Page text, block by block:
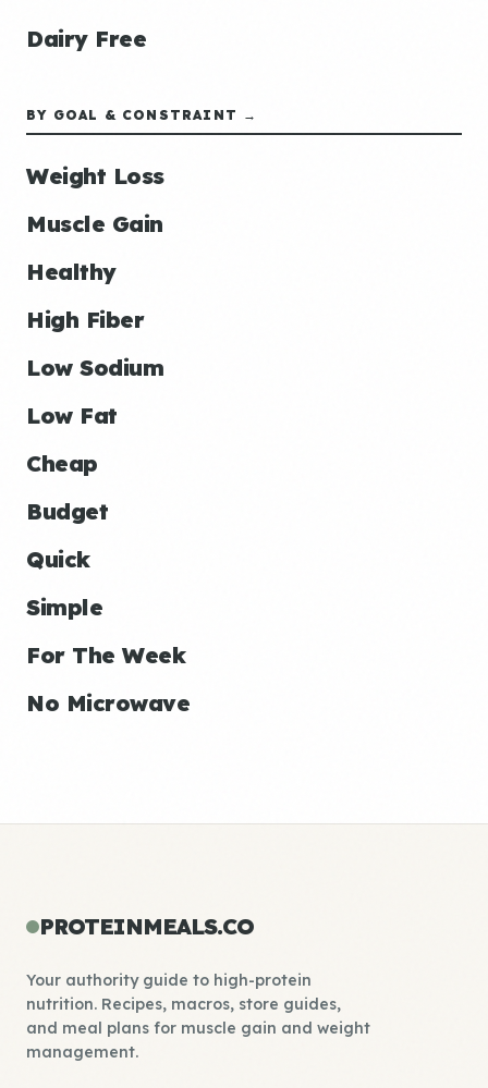
Dairy Free
BY GOAL & CONSTRAINT →
Weight Loss
Muscle Gain
Healthy
High Fiber
Low Sodium
Low Fat
Cheap
Budget
Quick
Simple
For The Week
No Microwave
PROTEINMEALS.CO
Your authority guide to high-protein
nutrition. Recipes, macros, store guides,
and meal plans for muscle gain and weight
management.